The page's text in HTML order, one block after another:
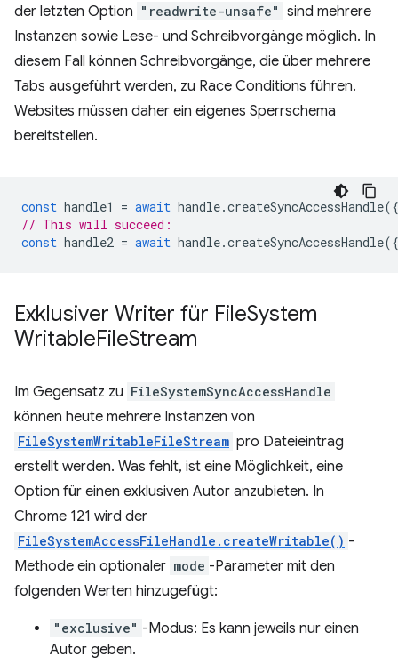
der letzten Option "readwrite-unsafe" sind mehrere
Instanzen sowie Lese- und Schreibvorgänge möglich. In
diesem Fall können Schreibvorgänge, die über mehrere
Tabs ausgeführt werden, zu Race Conditions führen.
Websites müssen daher ein eigenes Sperrschema
bereitstellen.
const handle1 = await handle.createSyncAccessHandle({
// This will succeed:
const handle2 = await handle.createSyncAccessHandle({
Exklusiver Writer für FileSystem
WritableFileStream
Im Gegensatz zu FileSystemSyncAccessHandle
können heute mehrere Instanzen von
FileSystemWritableFileStream pro Dateieintrag
erstellt werden. Was fehlt, ist eine Möglichkeit, eine
Option für einen exklusiven Autor anzubieten. In
Chrome 121 wird der
FileSystemAccessFileHandle.createWritable() -
Methode ein optionaler mode -Parameter mit den
folgenden Werten hinzugefügt:
"exclusive" -Modus: Es kann jeweils nur einen
Autor geben.